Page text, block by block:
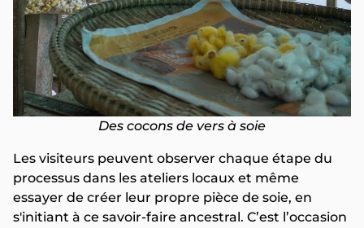
Des cocons de vers à soie
Les visiteurs peuvent observer chaque étape du
processus dans les ateliers locaux et même
essayer de créer leur propre pièce de soie, en
s'initiant à ce savoir-faire ancestral. C’est l’occasion